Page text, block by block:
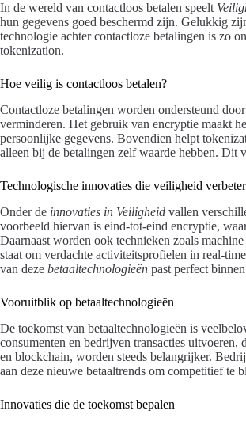
In de wereld van contactloos betalen speelt
hun gegevens goed beschermd zijn. Gelukkig
technologie achter contactloze betalingen is zo
tokenization.
Hoe veilig is contactloos betalen?
Contactloze betalingen worden ondersteund
verminderen. Het gebruik van encryptie maakt
persoonlijke gegevens. Bovendien helpt
alleen bij de betalingen zelf waarde hebben. Dit
Technologische innovaties die veiligheid
Onder de innovaties in Veiligheid vallen
voorbeeld hiervan is eind-tot-eind encryptie,
Daarnaast worden ook technieken zoals
staat om verdachte activiteitsprofielen in real-
van deze betaaltechnologieën past perfect
Vooruitblik op betaaltechnologieën
De toekomst van betaaltechnologieën is
consumenten en bedrijven transacties
en blockchain, worden steeds belangrijker.
aan deze nieuwe betaaltrends om competitief te
Innovaties die de toekomst bepalen